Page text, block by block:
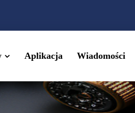
Aplikacja Wiadomości